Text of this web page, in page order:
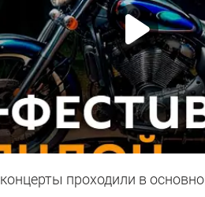
проходили в